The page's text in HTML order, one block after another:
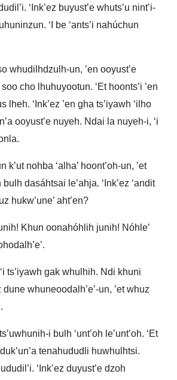
‘Ink’ez buyust’e whuts’u nint’i-
‘I be ‘ants’i nahúchun
whudilhdzulh-un, ’en ooyust’e
soo cho lhuhuyootun. ‘Et hoonts’i ’en
lheh. ‘Ink’ez ’en gha ts’iyawh ‘ilho
ooyust’e nuyeh. Ndai la nuyeh-i, ‘i
k’ut nohba ‘alha’ hoont’oh-un, ’et
dasáhtsai le’ahja. ‘Ink’ez ‘andit
hukw’une’ aht’en?
Khun oonahóhlih junih! Nóhle’
ts’iyawh gak whulhih. Ndi khuni
dune whuneoodalh’e’-un, ’et whuz
i bulh ‘unt’oh le’unt’oh. ‘Et
tenahududli huwhulhtsi.
‘Ink’ez duyust’e dzoh